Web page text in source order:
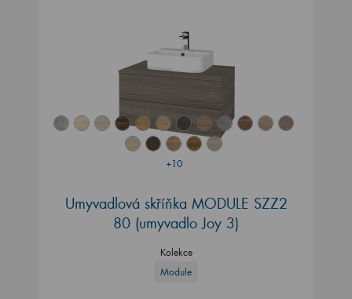
+10
Umyvadlová skříňka MODULE SZZ2
80 (umyvadlo Joy 3)
Kolekce
Module